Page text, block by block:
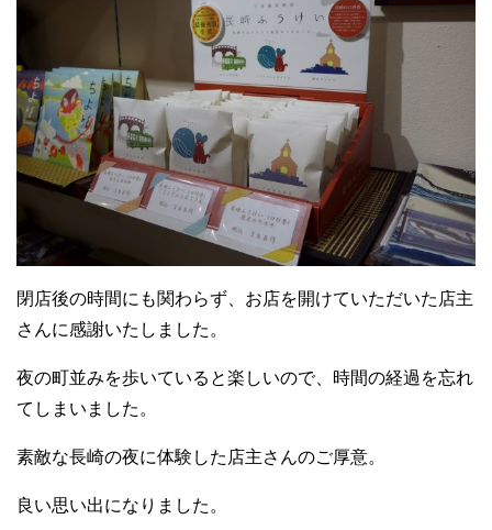
閉店後の時間にも関わらず、お店を開けていただいた店主
さんに感謝いたしました。
夜の町並みを歩いていると楽しいので、時間の経過を忘れ
てしまいました。
素敵な長崎の夜に体験した店主さんのご厚意。
良い思い出になりました。